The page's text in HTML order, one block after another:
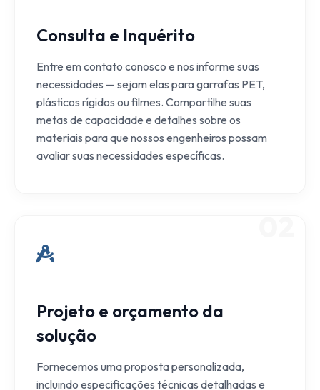
Consulta e Inquérito
Entre em contato conosco e nos informe suas
necessidades — sejam elas para garrafas PET,
plásticos rígidos ou filmes. Compartilhe suas
metas de capacidade e detalhes sobre os
materiais para que nossos engenheiros possam
avaliar suas necessidades específicas.
Projeto e orçamento da
solução
Fornecemos uma proposta personalizada,
incluindo especificações técnicas detalhadas e